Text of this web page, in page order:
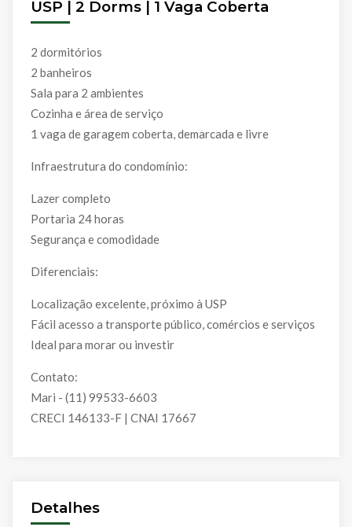
USP | 2 Dorms | 1 Vaga Coberta
2 dormitórios
2 banheiros
Sala para 2 ambientes
Cozinha e área de serviço
1 vaga de garagem coberta, demarcada e livre
Infraestrutura do condomínio:
Lazer completo
Portaria 24 horas
Segurança e comodidade
Diferenciais:
Localização excelente, próximo à USP
Fácil acesso a transporte público, comércios e serviços
Ideal para morar ou investir
Contato:
Mari - (11) 99533-6603
CRECI 146133-F | CNAI 17667
Detalhes